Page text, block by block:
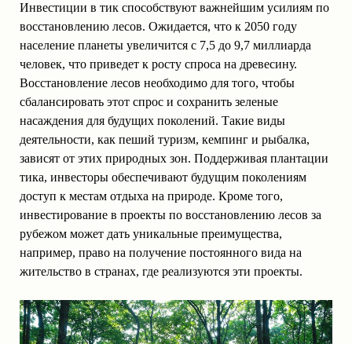
Инвестиции в тик способствуют важнейшим усилиям по
восстановлению лесов. Ожидается, что к 2050 году
население планеты увеличится с 7,5 до 9,7 миллиарда
человек, что приведет к росту спроса на древесину.
Восстановление лесов необходимо для того, чтобы
сбалансировать этот спрос и сохранить зеленые
насаждения для будущих поколений. Такие виды
деятельности, как пеший туризм, кемпинг и рыбалка,
зависят от этих природных зон. Поддерживая плантации
тика, инвесторы обеспечивают будущим поколениям
доступ к местам отдыха на природе. Кроме того,
инвестирование в проекты по восстановлению лесов за
рубежом может дать уникальные преимущества,
например, право на получение постоянного вида на
жительство в странах, где реализуются эти проекты.